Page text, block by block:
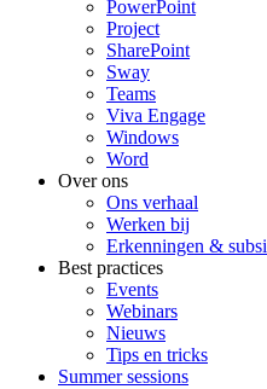
PowerPoint
Project
SharePoint
Sway
Teams
Viva Engage
Windows
Word
Over ons
Ons verhaal
Werken bij
Erkenningen &
Best practices
Events
Webinars
Nieuws
Tips en tricks
Summer sessions